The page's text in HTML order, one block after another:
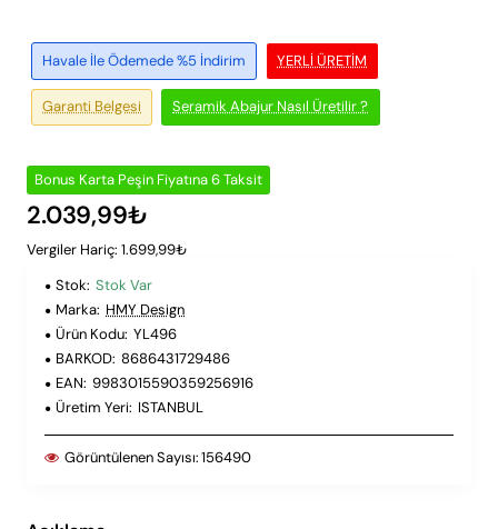
YERLI ÜRETIM
Havale İle Ödemede %5 İndirim
Seramik Abajur Nasıl Üretilir ?
Garanti Belgesi
Bonus Karta Peşin Fiyatına 6 Taksit
2.039,99₺
Vergiler Hariç: 1.699,99₺
Stok: Stok Var
Marka: HMY Design
Ürün Kodu: YL496
BARKOD: 8686431729486
EAN: 9983015590359256916
Üretim Yeri: ISTANBUL
Görüntülenen Sayısı:156490